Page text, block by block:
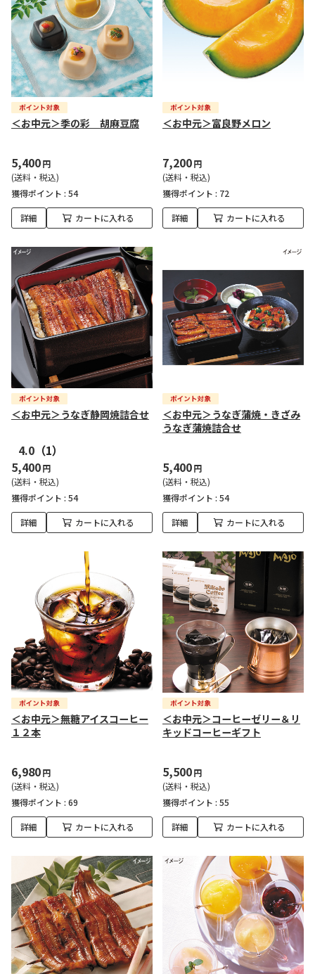
＜お中元＞季の彩 胡麻豆腐
5,400円
(送料・税込)
獲得ポイント : 54
詳細 カートに入れる
＜お中元＞富良野メロン
7,200円
(送料・税込)
獲得ポイント : 72
詳細 カートに入れる
＜お中元＞うなぎ静岡焼詰合せ
4.0 （1）
5,400円
(送料・税込)
獲得ポイント : 54
詳細 カートに入れる
＜お中元＞うなぎ蒲焼・きざみ
うなぎ蒲焼詰合せ
5,400円
(送料・税込)
獲得ポイント : 54
詳細 カートに入れる
＜お中元＞無糖アイスコーヒー
１２本
6,980円
(送料・税込)
獲得ポイント : 69
詳細 カートに入れる
＜お中元＞コーヒーゼリー＆リ
キッドコーヒーギフト
5,500円
(送料・税込)
獲得ポイント : 55
詳細 カートに入れる